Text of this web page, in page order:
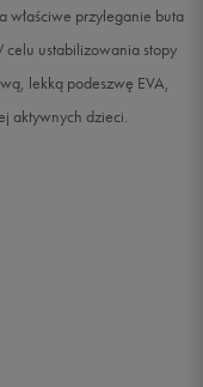
Powiadom o dostępności
Powiadom o dostępności
właściwe przyleganie buta
ustabilizowania stopy
lekką podeszwę EVA,
aktywnych dzieci.